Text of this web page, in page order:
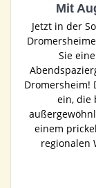
Mit
Jetzt in der
Sie
Dromersheim!
ein, die
einem
regionalen